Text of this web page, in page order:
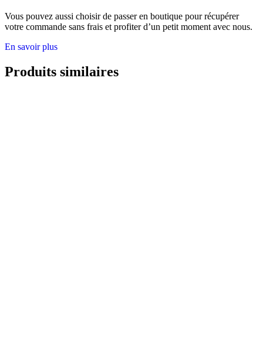
Vous pouvez aussi choisir de passer en boutique pour récupérer
votre commande sans frais et profiter d’un petit moment avec nous.
En savoir plus
Produits similaires